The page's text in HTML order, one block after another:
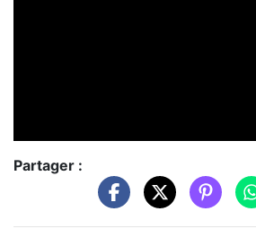
Partager :